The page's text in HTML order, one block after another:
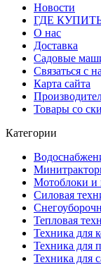
Новости
ГДЕ
О нас
Доставка
Садовые
Связаться с
Карта сайта
Товары со
Категории
Мотоблоки и
Силовая
Тепловая
Техника для
Техника для
Техника для